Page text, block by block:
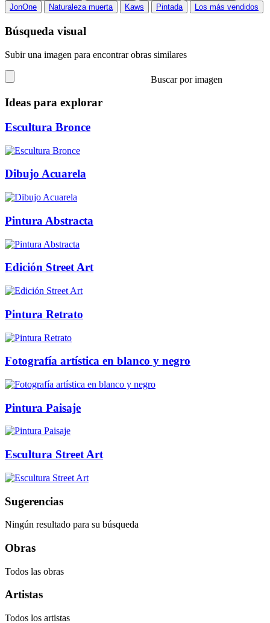
JonOne
Naturaleza muerta Kaws Pintada Los más vendidos
Búsqueda visual
Subir una imagen para encontrar obras similares
Buscar por imagen
Ideas para explorar
Escultura Bronce
Dibujo Acuarela
Pintura Abstracta
Edición Street Art
Pintura Retrato
Fotografía artística en blanco y negro
Pintura Paisaje
Escultura Street Art
Sugerencias
Ningún resultado para su búsqueda
Obras
Todos las obras
Artistas
Todos los artistas